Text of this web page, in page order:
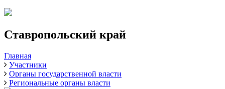
Ставропольский край
Главная
Участники
Органы государственной власти
Региональные органы власти